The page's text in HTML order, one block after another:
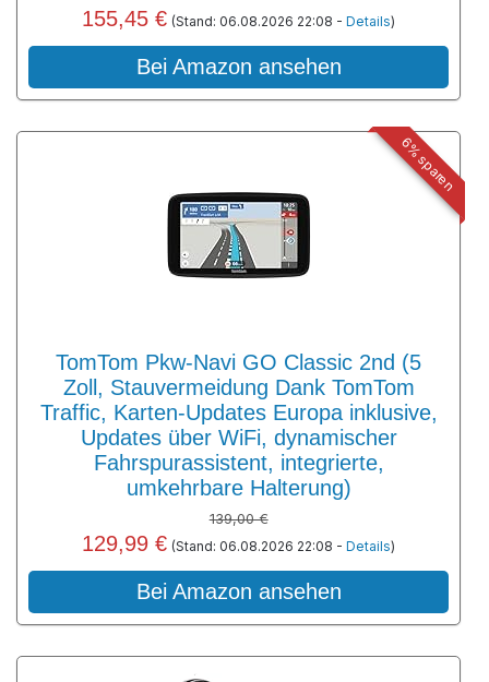
155,45 € (Stand: 06.08.2026 22:08 -Details)
Bei Amazon ansehen
6% sparen
TomTom Pkw-Navi GO Classic 2nd (5
Zoll, Stauvermeidung Dank TomTom
Traffic, Karten-Updates Europa inklusive,
Updates über WiFi, dynamischer
Fahrspurassistent, integrierte,
umkehrbare Halterung)
139,00 €
129,99 € (Stand: 06.08.2026 22:08 -Details)
Bei Amazon ansehen